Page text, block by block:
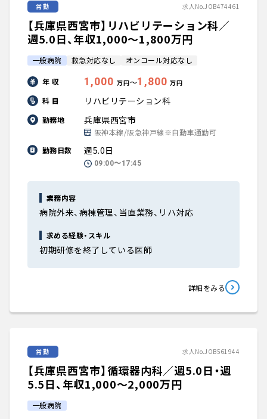
常勤 求人No.JOB474461
【兵庫県西宮市】リハビリテーション科／
週5.0日、年収1,000〜1,800万円
一般病院 救急対応なし オンコール対応なし
年 収 1,000 万円〜1,800 万円
科 目 リハビリテーション科
勤務地 兵庫県西宮市
阪神本線/阪急神戸線※自動車通勤可
勤務日数
週5.0日
09:00〜17:45
業務内容
病院外来、病棟管理、当直業務、リハ対応
求める経験・スキル
初期研修を終了している医師
詳細をみる
常勤 求人No.JOB561944
【兵庫県西宮市】循環器内科／週5.0日・週
5.5日、年収1,000〜2,000万円
一般病院